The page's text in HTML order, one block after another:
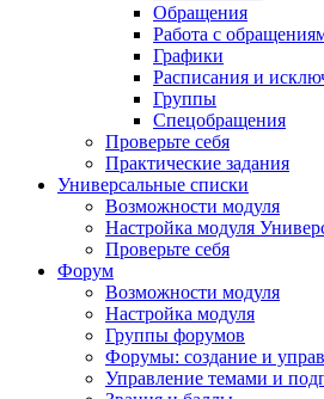
Обращения
Работа с
Графики
Расписания и
Группы
Спецобращения
Проверьте себя
Практические задания
Универсальные списки
Возможности модуля
Настройка модуля
Проверьте себя
Форум
Возможности модуля
Настройка модуля
Группы форумов
Форумы: создание и
Управление темами и